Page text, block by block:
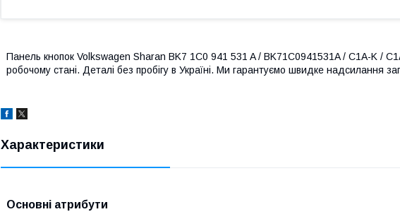
Панель кнопок Volkswagen Sharan BK7 1C0 941 531 A / BK71C0941531A / C1A-K /
робочому стані. Деталі без пробігу в Україні. Ми гарантуємо швидке надсилання
Характеристики
Основні атрибути